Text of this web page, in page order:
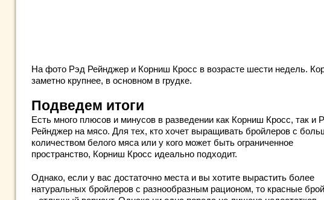
На фото Рэд Рейнджер и Корниш Кросс в возрасте шести недель.
заметно крупнее, в основном в грудке.
Подведем итоги
Есть много плюсов и минусов в разведении как Корниш Кросс, так и
Рейнджер на мясо. Для тех, кто хочет выращивать бройлеров с
количеством белого мяса или у кого может быть ограниченное
пространство, Корниш Кросс идеально подходит.
Однако, если у вас достаточно места и вы хотите вырастить более
натуральных бройлеров с разнообразным рационом, то красные